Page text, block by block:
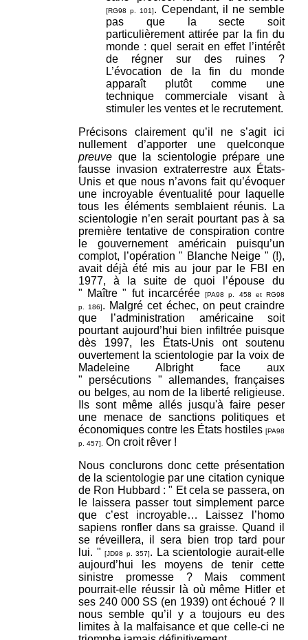
[RG98 p. 101]. Cependant, il ne semble
pas que la secte soit
particulièrement attirée par la fin du
monde : quel serait en effet l’intérêt
de régner sur des ruines ?
L’évocation de la fin du monde
apparaît plutôt comme une
technique commerciale visant à
stimuler les ventes et le recrutement.
Précisons clairement qu’il ne s’agit ici
nullement d’apporter une quelconque
preuve que la scientologie prépare une
fausse invasion extraterrestre aux États-
Unis et que nous n’avons fait qu’évoquer
une incroyable éventualité pour laquelle
tous les éléments semblaient réunis. La
scientologie n’en serait pourtant pas à sa
première tentative de conspiration contre
le gouvernement américain puisqu’un
complot, l’opération " Blanche Neige " (!),
avait déjà été mis au jour par le FBI en
1977, à la suite de quoi l’épouse du
" Maître " fut incarcérée[PA98 p. 458 et RG98
p. 186]. Malgré cet échec, on peut craindre
que l’administration américaine soit
pourtant aujourd’hui bien infiltrée puisque
dès 1997, les États-Unis ont soutenu
ouvertement la scientologie par la voix de
Madeleine Albright face aux
" persécutions " allemandes, françaises
ou belges, au nom de la liberté religieuse.
Ils sont même allés jusqu'à faire peser
une menace de sanctions politiques et
économiques contre les États hostiles [PA98
p. 457].
On croit rêver !
Nous conclurons donc cette présentation
de la scientologie par une citation cynique
de Ron Hubbard : " Et cela se passera, on
le laissera passer tout simplement parce
que c’est incroyable… Laissez l’homo
sapiens ronfler dans sa graisse. Quand il
se réveillera, il sera bien trop tard pour
lui. "[JD98 p. 357]. La scientologie aurait-elle
aujourd’hui les moyens de tenir cette
sinistre promesse ? Mais comment
pourrait-elle réussir là où même Hitler et
ses 240 000 SS (en 1939) ont échoué ? Il
nous semble qu’il y a toujours eu des
limites à la malfaisance et que celle-ci ne